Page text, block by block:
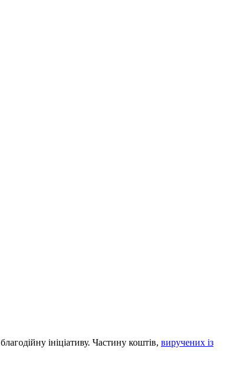
ініціативу. Частину коштів, виручених із